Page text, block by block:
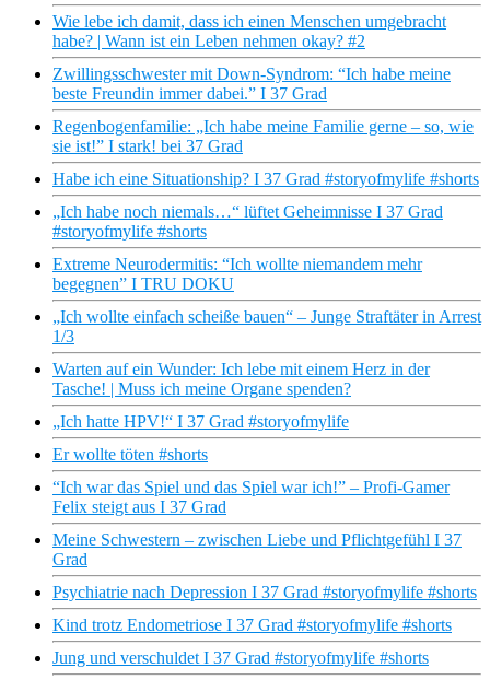
Wie lebe ich damit, dass ich einen Menschen umgebracht
habe? | Wann ist ein Leben nehmen okay? #2
Zwillingsschwester mit Down-Syndrom: “Ich habe meine
beste Freundin immer dabei.” I 37 Grad
Regenbogenfamilie: „Ich habe meine Familie gerne – so, wie
sie ist!” I stark! bei 37 Grad
Habe ich eine Situationship? I 37 Grad #storyofmylife #shorts
„Ich habe noch niemals…“ lüftet Geheimnisse I 37 Grad
#storyofmylife #shorts
Extreme Neurodermitis: “Ich wollte niemandem mehr
begegnen” I TRU DOKU
„Ich wollte einfach scheiße bauen“ – Junge Straftäter in Arrest
1/3
Warten auf ein Wunder: Ich lebe mit einem Herz in der
Tasche! | Muss ich meine Organe spenden?
„Ich hatte HPV!“ I 37 Grad #storyofmylife
Er wollte töten #shorts
“Ich war das Spiel und das Spiel war ich!” – Profi-Gamer
Felix steigt aus I 37 Grad
Meine Schwestern – zwischen Liebe und Pflichtgefühl I 37
Grad
Psychiatrie nach Depression I 37 Grad #storyofmylife #shorts
Kind trotz Endometriose I 37 Grad #storyofmylife #shorts
Jung und verschuldet I 37 Grad #storyofmylife #shorts